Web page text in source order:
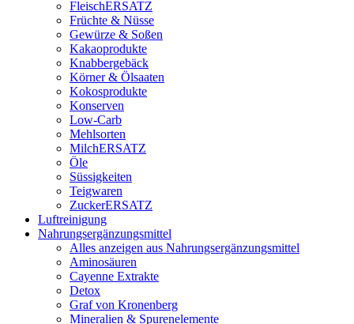
FleischERSATZ
Früchte & Nüsse
Gewürze & Soßen
Kakaoprodukte
Knabbergebäck
Körner & Ölsaaten
Kokosprodukte
Konserven
Low-Carb
Mehlsorten
MilchERSATZ
Öle
Süssigkeiten
Teigwaren
ZuckerERSATZ
Luftreinigung
Nahrungsergänzungsmittel
Alles anzeigen aus Nahrungsergänzungsmittel
Aminosäuren
Cayenne Extrakte
Detox
Graf von Kronenberg
Mineralien & Spurenelemente